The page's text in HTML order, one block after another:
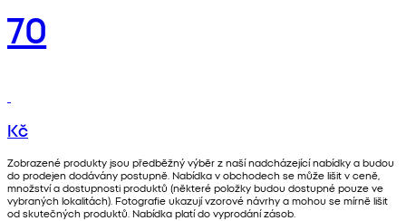
70
Kč
Zobrazené produkty jsou předběžný výběr z naší nadcházející nabídky a budou
do prodejen dodávány postupně. Nabídka v obchodech se může lišit v ceně,
množství a dostupnosti produktů (některé položky budou dostupné pouze ve
vybraných lokalitách). Fotografie ukazují vzorové návrhy a mohou se mírně lišit
od skutečných produktů. Nabídka platí do vyprodání zásob.